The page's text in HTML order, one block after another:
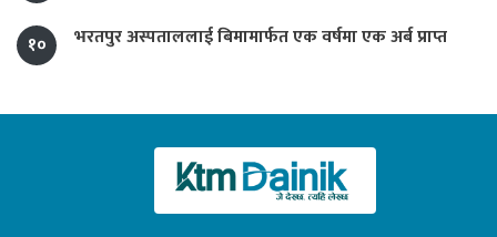
१० भरतपुर अस्पताललाई बिमामार्फत एक वर्षमा एक अर्ब प्राप्त